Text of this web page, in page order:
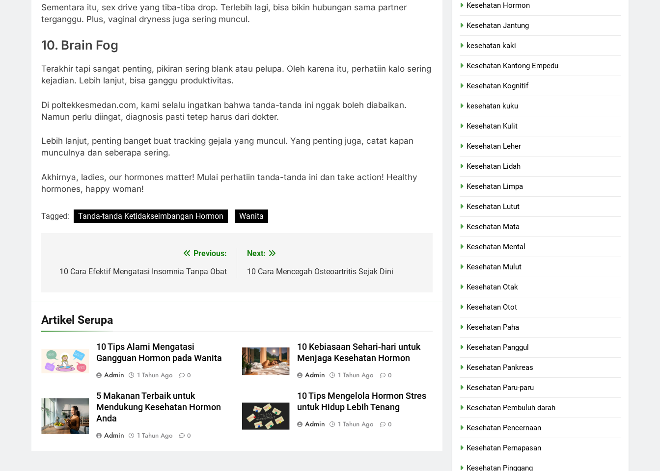
Sementara itu, sex drive yang tiba-tiba drop. Terlebih lagi, bisa bikin hubungan sama partner
terganggu. Plus, vaginal dryness juga sering muncul.
10. Brain Fog
Terakhir tapi sangat penting, pikiran sering blank atau pelupa. Oleh karena itu, perhatiin kalo sering
kejadian. Lebih lanjut, bisa ganggu produktivitas.
Di poltekkesmedan.com, kami selalu ingatkan bahwa tanda-tanda ini nggak boleh diabaikan.
Namun perlu diingat, diagnosis pasti tetep harus dari dokter.
Lebih lanjut, penting banget buat tracking gejala yang muncul. Yang penting juga, catat kapan
munculnya dan seberapa sering.
Akhirnya, ladies, our hormones matter! Mulai perhatiin tanda-tanda ini dan take action! Healthy
hormones, happy woman!
Tagged: Tanda-tanda Ketidakseimbangan Hormon Wanita
pos
Previous:
10 Cara Efektif Mengatasi Insomnia Tanpa Obat
Next:
10 Cara Mencegah Osteoartritis Sejak Dini
Artikel Serupa
10 Tips Alami Mengatasi
Gangguan Hormon pada Wanita
Admin
1 Tahun Ago 0
10 Kebiasaan Sehari-hari untuk
Menjaga Kesehatan Hormon
Admin
1 Tahun Ago 0
5 Makanan Terbaik untuk
Mendukung Kesehatan Hormon
Anda
Admin
1 Tahun Ago 0
10 Tips Mengelola Hormon Stres
untuk Hidup Lebih Tenang
Admin
1 Tahun Ago 0
Kesehatan Hormon
Kesehatan Jantung
kesehatan kaki
Kesehatan Kantong Empedu
Kesehatan Kognitif
kesehatan kuku
Kesehatan Kulit
Kesehatan Leher
Kesehatan Lidah
Kesehatan Limpa
Kesehatan Lutut
Kesehatan Mata
Kesehatan Mental
Kesehatan Mulut
Kesehatan Otak
Kesehatan Otot
Kesehatan Paha
Kesehatan Panggul
Kesehatan Pankreas
Kesehatan Paru-paru
Kesehatan Pembuluh darah
Kesehatan Pencernaan
Kesehatan Pernapasan
Kesehatan Pinggang